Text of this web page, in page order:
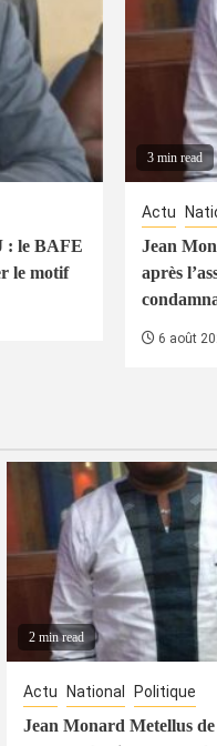
: le BAFE
le motif
3 min read
Actu
Jean
après
6 août
2 min read
Actu National Politique
Jean Monard Metellus